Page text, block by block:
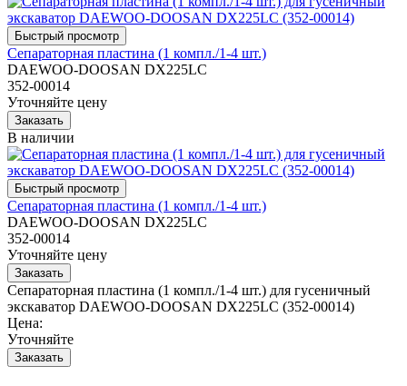
Сепараторная пластина (1 компл./1-4 шт.)
DAEWOO-DOOSAN DX225LC
352-00014
Уточняйте цену
В наличии
Сепараторная пластина (1 компл./1-4 шт.)
DAEWOO-DOOSAN DX225LC
352-00014
Уточняйте цену
Сепараторная пластина (1 компл./1-4 шт.) для гусеничный
экскаватор DAEWOO-DOOSAN DX225LC (352-00014)
Цена:
Уточняйте